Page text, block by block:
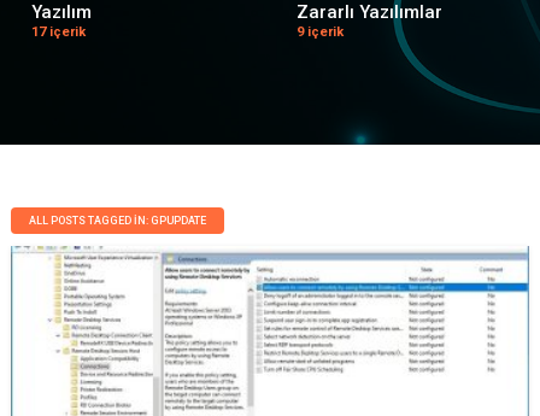
Yazılım
17 içerik
Zararlı Yazılımlar
9 içerik
ALL POSTS TAGGED IN: GPUPDATE